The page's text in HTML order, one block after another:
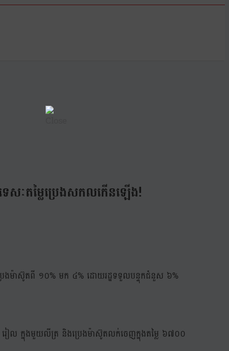
សៈតម្លៃប្រេងសកលកើនឡើង!
ប្រេងម៉ាស៊ូតពី ១០% មក ៤% ដោយរដ្ឋទទួលបន្ទុកជំនួស ៦%
ៀល ក្នុងមួយលីត្រ និងប្រេងម៉ាស៊ូតលក់ចេញក្នុងតម្លៃ ៦៧០០